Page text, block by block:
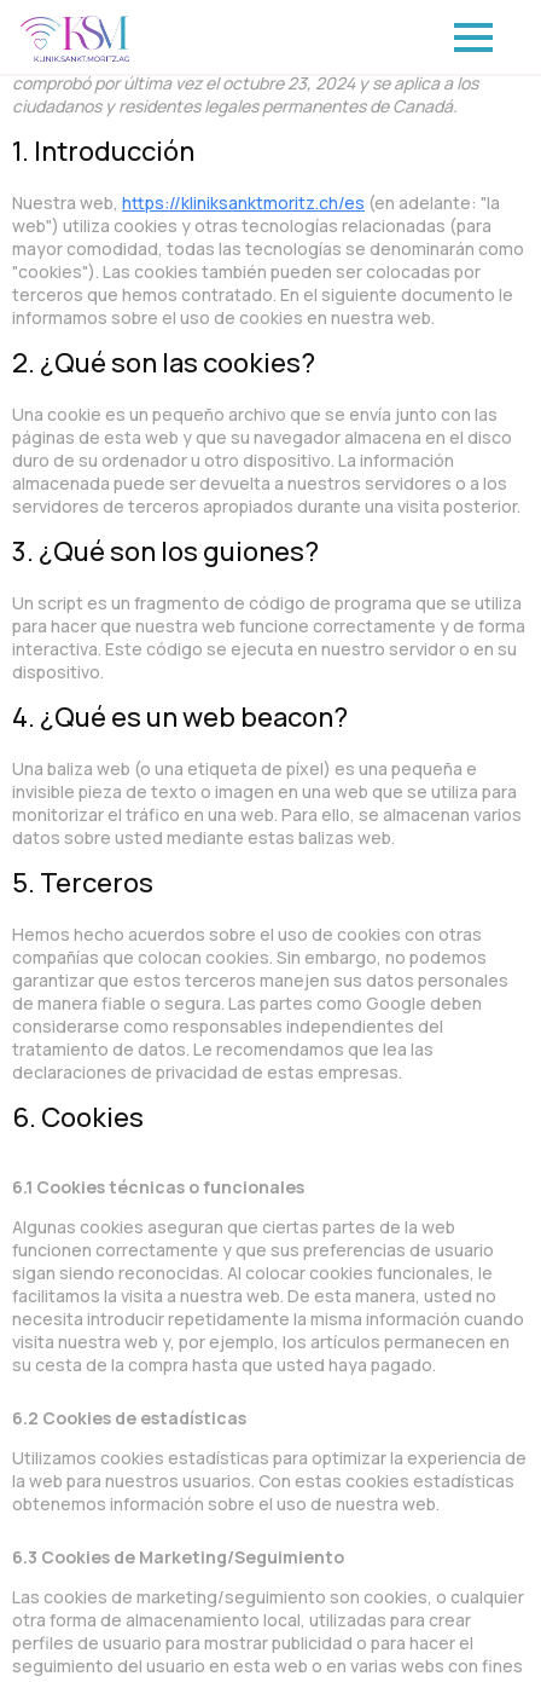
Esta página se modificó por última vez el octubre 23, 2024, se
comprobó por última vez el octubre 23, 2024 y se aplica a los
ciudadanos y residentes legales permanentes de Canadá.
1. Introducción
Nuestra web, https://kliniksanktmoritz.ch/es (en adelante: "la
web") utiliza cookies y otras tecnologías relacionadas (para
mayor comodidad, todas las tecnologías se denominarán como
"cookies"). Las cookies también pueden ser colocadas por
terceros que hemos contratado. En el siguiente documento le
informamos sobre el uso de cookies en nuestra web.
2. ¿Qué son las cookies?
Una cookie es un pequeño archivo que se envía junto con las
páginas de esta web y que su navegador almacena en el disco
duro de su ordenador u otro dispositivo. La información
almacenada puede ser devuelta a nuestros servidores o a los
servidores de terceros apropiados durante una visita posterior.
3. ¿Qué son los guiones?
Un script es un fragmento de código de programa que se utiliza
para hacer que nuestra web funcione correctamente y de forma
interactiva. Este código se ejecuta en nuestro servidor o en su
dispositivo.
4. ¿Qué es un web beacon?
Una baliza web (o una etiqueta de píxel) es una pequeña e
invisible pieza de texto o imagen en una web que se utiliza para
monitorizar el tráfico en una web. Para ello, se almacenan varios
datos sobre usted mediante estas balizas web.
5. Terceros
Hemos hecho acuerdos sobre el uso de cookies con otras
compañías que colocan cookies. Sin embargo, no podemos
garantizar que estos terceros manejen sus datos personales
de manera fiable o segura. Las partes como Google deben
considerarse como responsables independientes del
tratamiento de datos. Le recomendamos que lea las
declaraciones de privacidad de estas empresas.
6. Cookies
6.1 Cookies técnicas o funcionales
Algunas cookies aseguran que ciertas partes de la web
funcionen correctamente y que sus preferencias de usuario
sigan siendo reconocidas. Al colocar cookies funcionales, le
facilitamos la visita a nuestra web. De esta manera, usted no
necesita introducir repetidamente la misma información cuando
visita nuestra web y, por ejemplo, los artículos permanecen en
su cesta de la compra hasta que usted haya pagado.
6.2 Cookies de estadísticas
Utilizamos cookies estadísticas para optimizar la experiencia de
la web para nuestros usuarios. Con estas cookies estadísticas
obtenemos información sobre el uso de nuestra web.
6.3 Cookies de Marketing/Seguimiento
Las cookies de marketing/seguimiento son cookies, o cualquier
otra forma de almacenamiento local, utilizadas para crear
perfiles de usuario para mostrar publicidad o para hacer el
seguimiento del usuario en esta web o en varias webs con fines